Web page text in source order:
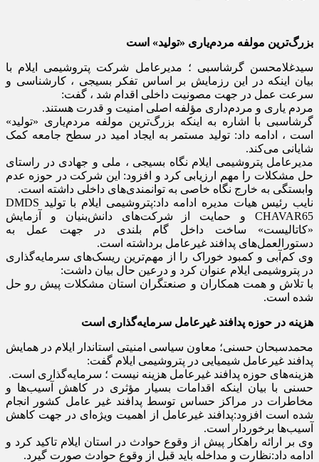
بزرگ‌ترین مولفه مردم‌یاری «تولید» است
سیدغلامحسن گرشاسبی ؛ مدیرعامل شرکت پتروشیمی ایلام با
بیان اینکه در این رزمایش بر اساس تفکر بسیجی ، کارشناسی و
سرعت عمل در جهت مصونیت داخلی اقدام شد ، گفت:
مردم یاری و مردم‌داری مؤلفه اصلی امنیت و قدرت هستند.
گرشاسبی با اشاره به اینکه بزرگ‌ترین مولفه مردم‌یاری «تولید»
است ، ادامه داد: تولید مستمر به ایجاد امید در سطح جامعه کمک
شایانی می‌کند.
مدیرعامل پتروشیمی ایلام نگاه بسیجی ، ملی و جهادی در راستای
حل مشکلات را مهم ارزیابی کرد و افزود: این شرکت در حوزه عدم
وابستگی به خارج نگاه خاصی به توانمندی‌های داخلی داشته است.
نایب رئیس هیات مدیره ادامه داد:پتروشیمی ایلام با تولید DMDS
CHAVAR65 و حمایت از شرکت‌های دانش‌بنیان و آزمایش
«کاتالیست» ساخت داخل گام بلندی در جهت عمل به
دستو‌رالعمل‌های پدافند غیرعامل برداشته است.
وی کم‌آبی و کمبود خوراک را از مهم‌ترین ریسک‌های سرمایه‌گذاری
در پتروشیمی ایلام عنوان کرد و در‌عین حال بیان داشت:
با تلاش و همت همکاران و صنعتگران استان مشکلات پیش رو حل
شده است.
هزینه در حوزه پدافند غیرعامل سرمایه‌گذاری است
محمدسبحان حسنی؛ معاون سیاسی امنیتی استاندار ایلام در همایش
پدافند غیرعامل شیمیایی در پتروشیمی ایلام گفت:
هزینه‌های حوزه پدافند غیرعامل هزینه نیست ؛ سرمایه‌گذاری است.
حسنی با بیان اینکه اقدامات بسیار مؤثری در کاهش آسیب‌ها و
مخاطرات در مراکز حساس توسط پدافند غیر عامل کشور انجام
شده است افزود:پدافند غیرعامل از اهمیت ویژه‌ای در جهت کاهش
آسیب‌ها برخوردار است.
وی بر ارائه راهکار پیش از وقوع حوادث در استان ایلام تاکید کرد و
ادامه داد:نظارت و مداخله باید قبل از وقوع حوادث صورت گیرد.